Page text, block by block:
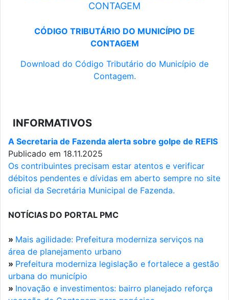
CONTAGEM
CÓDIGO TRIBUTÁRIO DO MUNICÍPIO DE
CONTAGEM
Download do Código Tributário do Município de
Contagem.
INFORMATIVOS
A Secretaria de Fazenda alerta sobre golpe de REFIS
Publicado em 18.11.2025
Os contribuintes precisam estar atentos e verificar
débitos pendentes e dívidas em aberto sempre no site
oficial da Secretária Municipal de Fazenda.
NOTÍCIAS DO PORTAL PMC
» Mais agilidade: Prefeitura moderniza serviços na
área de planejamento urbano
» Prefeitura moderniza legislação e fortalece a gestão
urbana do município
» Inovação e investimentos: bairro planejado reforça